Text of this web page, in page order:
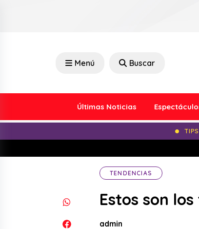
Menú Buscar
Últimas Noticias
TENDENCIAS
Estos son
admin